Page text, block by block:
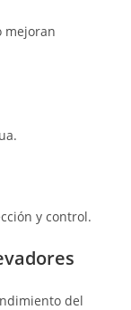
mejoran
y control.
del